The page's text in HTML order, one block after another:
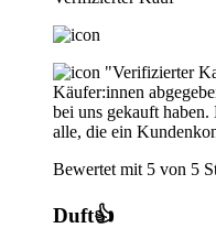
"Verifizierter
Käufer:innen
bei uns gekauft
alle, die ein
Bewertet mit 5 von 5
Duft👍